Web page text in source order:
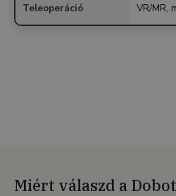
Teleoperáció VR/MR,
Miért válaszd a